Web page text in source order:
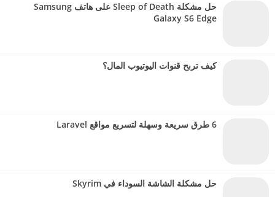
حل مشكلة Sleep of Death على هاتف Samsung
Galaxy S6 Edge
كيف تربح قنوات اليوتيوب المال؟
6 طرق سريعة وسهلة لتسريع مواقع Laravel
حل مشكلة الشاشة السوداء في Skyrim